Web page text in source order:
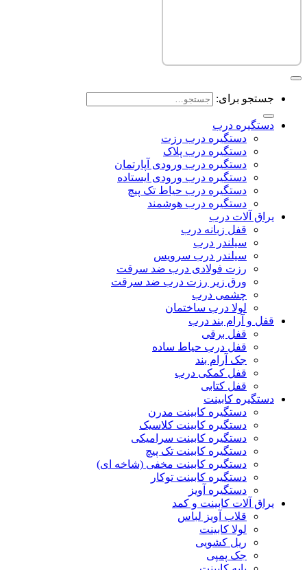
جستجو برای:
دستگیره درب
دستگیره درب رزت
دستگیره درب پلاک
دستگیره درب ورودی آپارتمان
دستگیره درب ورودی ایستاده
دستگیره درب حیاط تک پیچ
دستگیره درب هوشمند
یراق آلات درب
قفل زبانه درب
سیلندر درب
سیلندر درب سرویس
رزت فولادی درب ضد سرقت
ورق زیر رزت درب ضد سرقت
چشمی درب
لولا درب ساختمان
قفل و آرام بند درب
قفل برقی
قفل درب حیاط ساده
جک آرام بند
قفل کمکی درب
قفل کتابی
دستگیره کابینت
دستگیره کابینت مدرن
دستگیره کابینت کلاسیک
دستگیره کابینت سرامیکی
دستگیره کابینت تک پیچ
دستگیره کابینت مخفی (شاخه ای)
دستگیره کابینت توکار
دستگیره آویز
یراق آلات کابینت و کمد
قلاب آویز لباس
لولا کابینت
ریل کشویی
جک پمپی